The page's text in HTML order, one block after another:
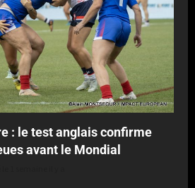
: le test anglais confirme
avant le Mondial